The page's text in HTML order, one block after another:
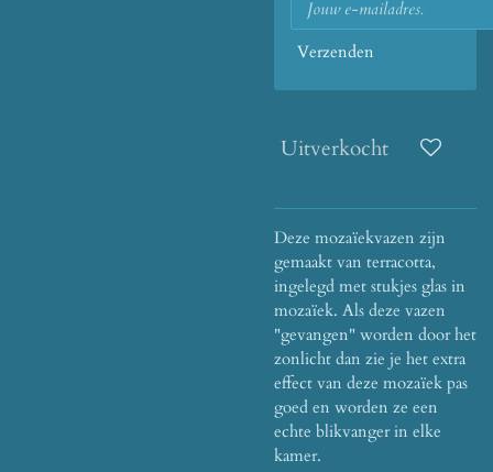
Verzenden
Uitverkocht
Deze mozaïekvazen zijn
gemaakt van terracotta,
ingelegd met stukjes glas in
mozaïek. Als deze vazen
"gevangen" worden door het
zonlicht dan zie je het extra
effect van deze mozaïek pas
goed en worden ze een
echte blikvanger in elke
kamer.